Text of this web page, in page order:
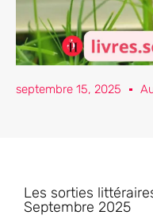
septembre 15, 2025
Les sorties
Septembre 2025